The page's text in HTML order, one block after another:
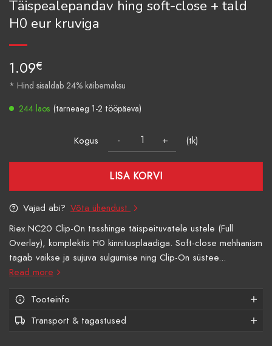
Täispealepandav hing soft-close + tald
H0 eur kruviga
1.09€
* Hind sisaldab 24% käibemaksu
244 laos (tarneaeg 1-2 tööpäeva)
Kogus (tk)
LISA KORVI
Vajad abi? Võta ühendust
Riex NC20 Clip-On tasshinge täispeituvatele ustele (Full
Overlay), komplektis H0 kinnitusplaadiga. Soft-close mehhanism
tagab vaikse ja sujuva sulgumise ning Clip-On süstee...
Read more
Tooteinfo
Transport & tagastused